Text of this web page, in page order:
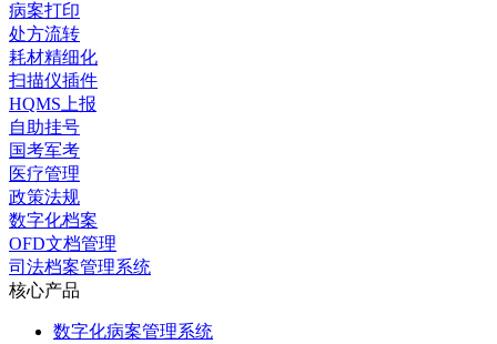
病案打印
处方流转
耗材精细化
扫描仪插件
HQMS上报
自助挂号
国考军考
医疗管理
政策法规
数字化档案
OFD文档管理
司法档案管理系统
核心产品
数字化病案管理系统